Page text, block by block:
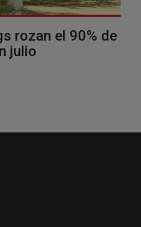
rozan el 90% de
julio